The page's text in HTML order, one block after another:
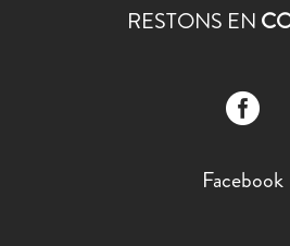
RESTONS EN

Facebook